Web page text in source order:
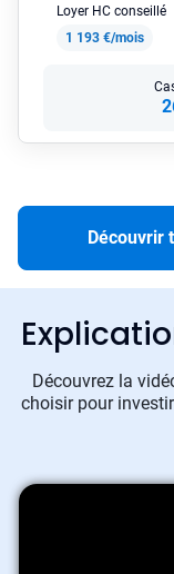
Loyer HC conseillé
1 193 €/mois
Découvrir
Découvrez la
choisir pour